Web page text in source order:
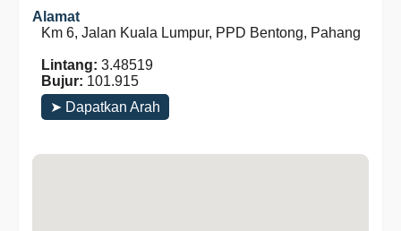
Alamat
Km 6, Jalan Kuala Lumpur, PPD Bentong, Pahang
Lintang: 3.48519
Bujur: 101.915
➤ Dapatkan Arah